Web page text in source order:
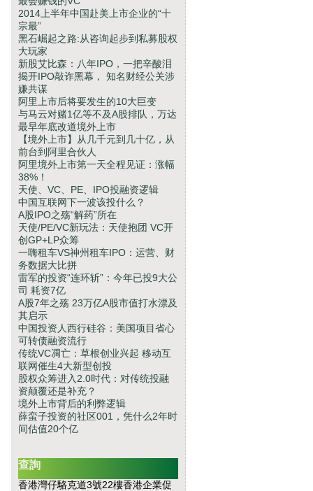
2014上半年中国赴美上市企业的“十
宗最”
黑石崛起之路:从咨询起步到私募股权
大玩家
新股艾比森：八年IPO，一把辛酸泪
揭开IPO敲诈黑幕， 知名财经公关涉
嫌共谋
阿里上市后将要发生的10大巨变
与马云对赌1亿等不及A股排队，万达
最早年底改道境外上市
【境外上市】从几千元到几十亿，从
前台到阿里合伙人
阿里境外上市第一天全程见证：涨幅
38%！
天使、VC、PE、IPO投融资逻辑
中国互联网下一波该投什么？
A股IPO之殇“解药”所在
天使/PE/VC新玩法：天使抱团 VC开
创GP+LP众筹
一嗨租车VS神州租车IPO：运营、财
务数据大比拼
雷军的投资“连环斩”：今年已投9大公
司 耗资7亿
A股7年之殇 23万亿A股市值打水漂及
其启示
中国投资人西行硅谷：美国项目省心
可转债融资流行
传统VC凋亡：草根创业兴起 移动互
联网催生4大新型创投
股权众筹进入2.0时代：对传统投融
资颠覆还是补充？
境外上市背后的利弊逻辑
薛蛮子投资的社区001，凭什么2年时
间估值20个亿
查詢
香港灣仔駱克道3號22樓香港企業促